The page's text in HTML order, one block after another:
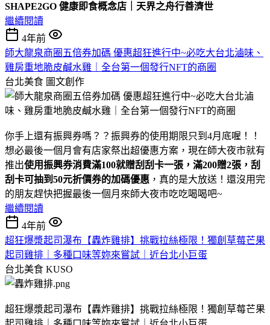
SHAPE2GO 健康即食概念店｜天界之舟行善濟世
繼續閱讀
4年前
師大龍泉商圈五倍券加碼 優惠超狂進行中~必吃大台北滷味、
雞房重地脆皮鹹水雞｜全台第一個發行NFT的商圈
台北美食 圖文創作
你手上還有振興券嗎？？振興券的使用期限只到4月底喔！！
想必最後一個月會有店家祭出超優惠方案，現在師大夜市就有
推出使用振興券消費滿100就贈刮刮卡一張，滿200贈2張，刮
刮卡可抽到50元折價券的加碼優惠 ，真的是大放送！還沒用完
的朋友趕快把握最後一個月來師大夜市吃吃喝喝吧~
繼續閱讀
4年前
超狂爆漿起司瀑布【轟炸雞排】挑戰拉絲極限！獨創草莓芒果
起司雞排｜多種口味等妳來嘗試｜近台北小巨蛋
台北美食 KUSO
超狂爆漿起司瀑布【轟炸雞排】挑戰拉絲極限！獨創草莓芒果